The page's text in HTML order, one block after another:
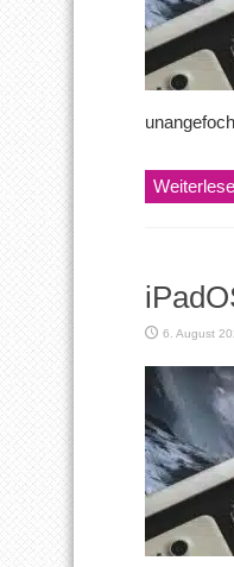
6. August